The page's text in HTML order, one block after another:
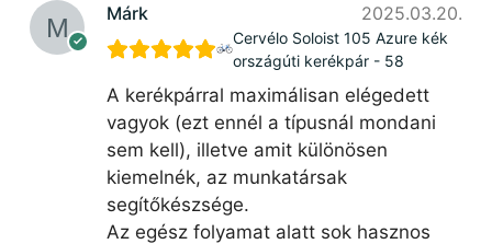
Márk 2025.03.20.
Cervélo Soloist 105 Azure kék
országúti kerékpár - 58
A kerékpárral maximálisan elégedett
vagyok (ezt ennél a típusnál mondani
sem kell), illetve amit különösen
kiemelnék, az munkatársak
segítőkészsége.
Az egész folyamat alatt sok hasznos